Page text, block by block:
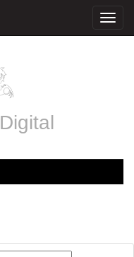
Digital